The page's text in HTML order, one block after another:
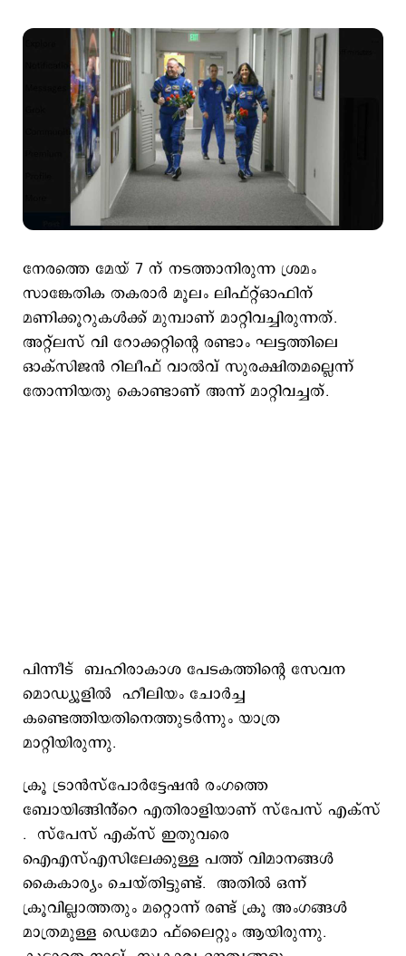
നേരത്തെ മേയ് 7 ന് നടത്താനിരുന്ന ശ്രമം
സാങ്കേതിക തകരാർ മൂലം ലിഫ്റ്റ്ഓഫിന്
മണിക്കൂറുകൾക്ക് മുമ്പാണ് മാറ്റിവച്ചിരുന്നത്.
അറ്റ്‌ലസ് വി റോക്കറ്റിന്റെ രണ്ടാം ഘട്ടത്തിലെ
ഓക്‌സിജൻ റിലീഫ് വാൽവ് സുരക്ഷിതമല്ലെന്ന്
തോന്നിയതു കൊണ്ടാണ് അന്ന് മാറ്റിവച്ചത്.
പിന്നീട് ബഹിരാകാശ പേടകത്തിന്റെ സേവന
മൊഡ്യൂളിൽ ഹീലിയം ചോർച്ച
കണ്ടെത്തിയതിനെത്തുടര്‍ന്നും യാത്ര
മാറ്റിയിരുന്നു.
ക്രൂ ട്രാൻസ്‌പോർട്ടേഷൻ രംഗത്തെ
ബോയിങ്ങിൻ്റെ എതിരാളിയാണ് സ്‌പേസ് എക്‌സ്
. സ്പേസ് എക്സ് ഇതുവരെ
ഐഎസ്എസിലേക്കുള്ള പത്ത് വിമാനങ്ങൾ
കൈകാര്യം ചെയ്തിട്ടുണ്ട്. അതിൽ ഒന്ന്
ക്രൂവില്ലാത്തതും മറ്റൊന്ന് രണ്ട് ക്രൂ അംഗങ്ങൾ
മാത്രമുള്ള ഡെമോ ഫ്‌ലൈറ്റും ആയിരുന്നു.